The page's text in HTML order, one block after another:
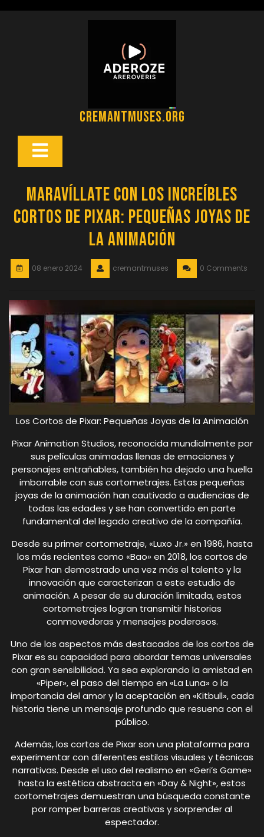
cremantmuses.org
Botón
Maravíllate con los Increíbles
Cortos de Pixar: Pequeñas Joyas de
la Animación
08 enero 2024 cremantmuses 0 Comments
Los Cortos de Pixar: Pequeñas Joyas de la Animación
Pixar Animation Studios, reconocida mundialmente por
sus películas animadas llenas de emociones y
personajes entrañables, también ha dejado una huella
imborrable con sus cortometrajes. Estas pequeñas
joyas de la animación han cautivado a audiencias de
todas las edades y se han convertido en parte
fundamental del legado creativo de la compañía.
Desde su primer cortometraje, «Luxo Jr.» en 1986, hasta
los más recientes como «Bao» en 2018, los cortos de
Pixar han demostrado una vez más el talento y la
innovación que caracterizan a este estudio de
animación. A pesar de su duración limitada, estos
cortometrajes logran transmitir historias
conmovedoras y mensajes poderosos.
Uno de los aspectos más destacados de los cortos de
Pixar es su capacidad para abordar temas universales
con gran sensibilidad. Ya sea explorando la amistad en
«Piper», el paso del tiempo en «La Luna» o la
importancia del amor y la aceptación en «Kitbull», cada
historia tiene un mensaje profundo que resuena con el
público.
Además, los cortos de Pixar son una plataforma para
experimentar con diferentes estilos visuales y técnicas
narrativas. Desde el uso del realismo en «Geri’s Game»
hasta la estética abstracta en «Day & Night», estos
cortometrajes demuestran una búsqueda constante
por romper barreras creativas y sorprender al
espectador.